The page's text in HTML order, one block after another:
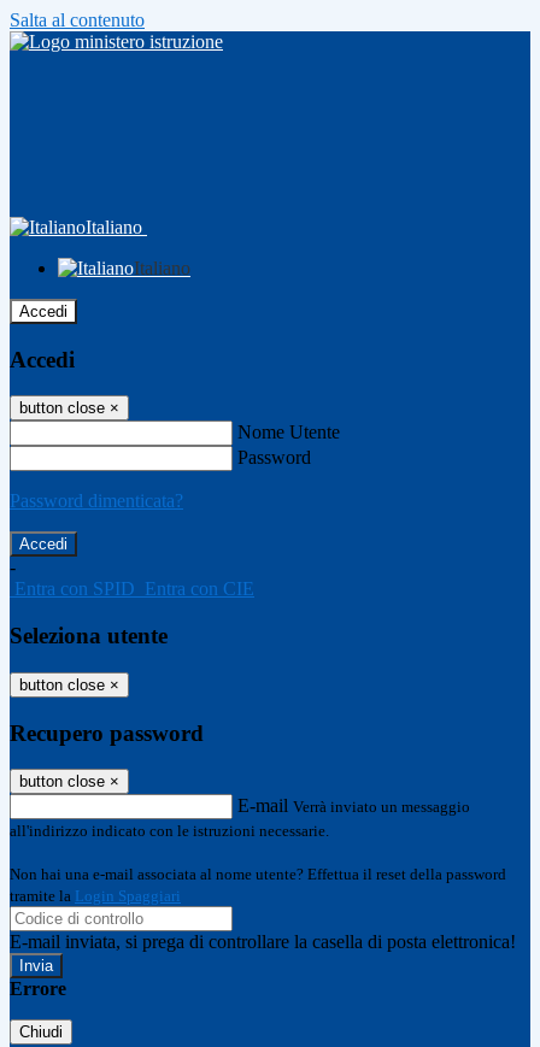
Salta al contenuto
Italiano
Italiano
Accedi
Accedi
button close ×
Nome Utente
Password
Password dimenticata?
-
Entra con SPID Entra con CIE
Seleziona utente
button close ×
Recupero password
button close ×
E-mail Verrà inviato un messaggio
all'indirizzo indicato con le istruzioni necessarie.
Non hai una e-mail associata al nome utente? Effettua il reset della password
tramite la Login Spaggiari
E-mail inviata, si prega di controllare la casella di posta elettronica!
Errore
Chiudi